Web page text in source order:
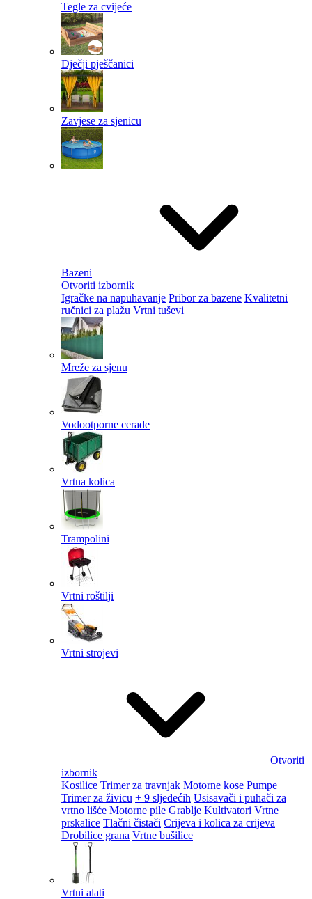
Tegle za cvijeće
Dječji pješčanici
Zavjese za sjenicu
Bazeni
Otvoriti izbornik
Igračke na napuhavanje Pribor za bazene Kvalitetni
ručnici za plažu Vrtni tuševi
Mreže za sjenu
Vodootporne cerade
Vrtna kolica
Trampolini
Vrtni roštilji
Vrtni strojevi
Otvoriti
izbornik
Kosilice Trimer za travnjak Motorne kose Pumpe
Trimer za živicu + 9 sljedećih Usisavači i puhači za
vrtno lišće Motorne pile Grablje Kultivatori Vrtne
prskalice Tlačni čistači Crijeva i kolica za crijeva
Drobilice grana Vrtne bušilice
Vrtni alati